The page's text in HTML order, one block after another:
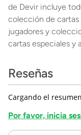
de Devir incluye
colección de cartas
jugadores y
cartas especiales y
Reseñas
Cargando el
Por favor, inicia